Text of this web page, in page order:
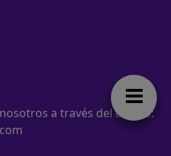
a través del correo: